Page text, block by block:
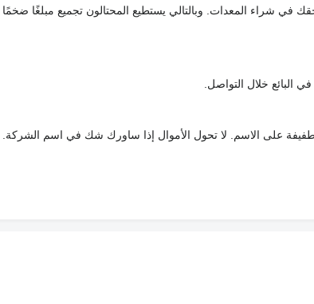
في شراء المعدات. وبالتالي يستطيع المحتالون تجميع مبلغًا ضخمًا
البائع خلال التواصل.
على الاسم. لا تحول الأموال إذا ساورك شك في اسم الشركة.